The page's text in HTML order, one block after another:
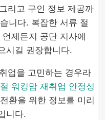
고용 유지 지원금
로자 재고용 기업
사회적 책임 이행
고용 유도를 위한
대상 지원 .
리고 구인 정보 제공까
니다. 복잡한 서류 절
제든지 공단 지사에
시길 권장합니다.
업을 고민하는 경우라
워킹맘 재취업 안정성
환을 위한 정보를 미리
니다.